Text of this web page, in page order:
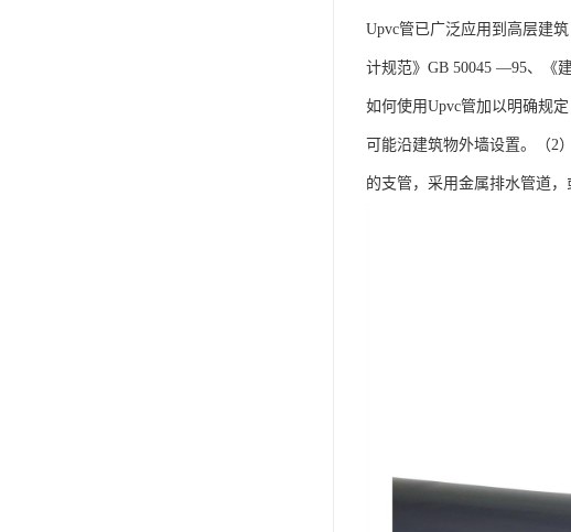
Upvc管已广泛应用到高层建
计规范》GB 50045 —95、《
如何使用Upvc管加以明确规
可能沿建筑物外墙设置。（2
的支管，采用金属排水管道